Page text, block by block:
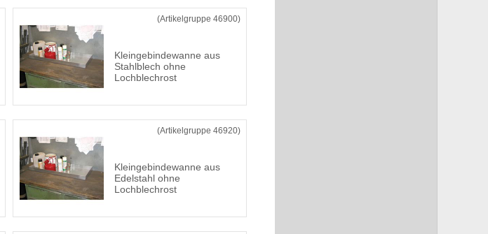
(Artikelgruppe 46900)
Kleingebindewanne aus
Stahlblech ohne
Lochblechrost
(Artikelgruppe 46920)
Kleingebindewanne aus
Edelstahl ohne
Lochblechrost